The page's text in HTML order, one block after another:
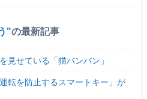
の最新記事
見せている「猫バンバン」
転を防止するスマートキー」が